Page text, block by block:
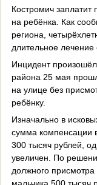
Костромич
на ребёнка. Как
региона,
длительное лечение
Инцидент
района 25 мая
на улице без
ребёнку.
Изначально в
сумма компенсации
300 тысяч рублей,
увеличен. По
должного
мальчика 500 тысяч